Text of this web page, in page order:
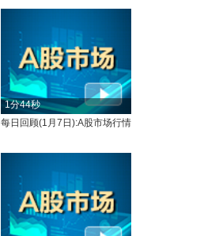
1分44秒
每日回顾(1月7日):A股市场行情